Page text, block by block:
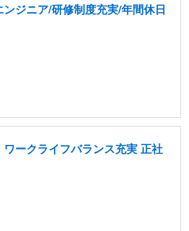
ジニア/研修制度充実/年間休日
ークライフバランス充実 正社